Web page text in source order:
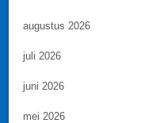
augustus 2026
juli 2026
juni 2026
mei 2026